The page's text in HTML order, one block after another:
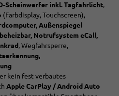
Scheinwerfer inkl. Tagfahrlicht,
(Farbdisplay, Touchscreen),
Außenspiegel
Notrufsystem eCall,
, Wegfahrsperre,
kein fest verbautes
Apple CarPlay / Android Auto